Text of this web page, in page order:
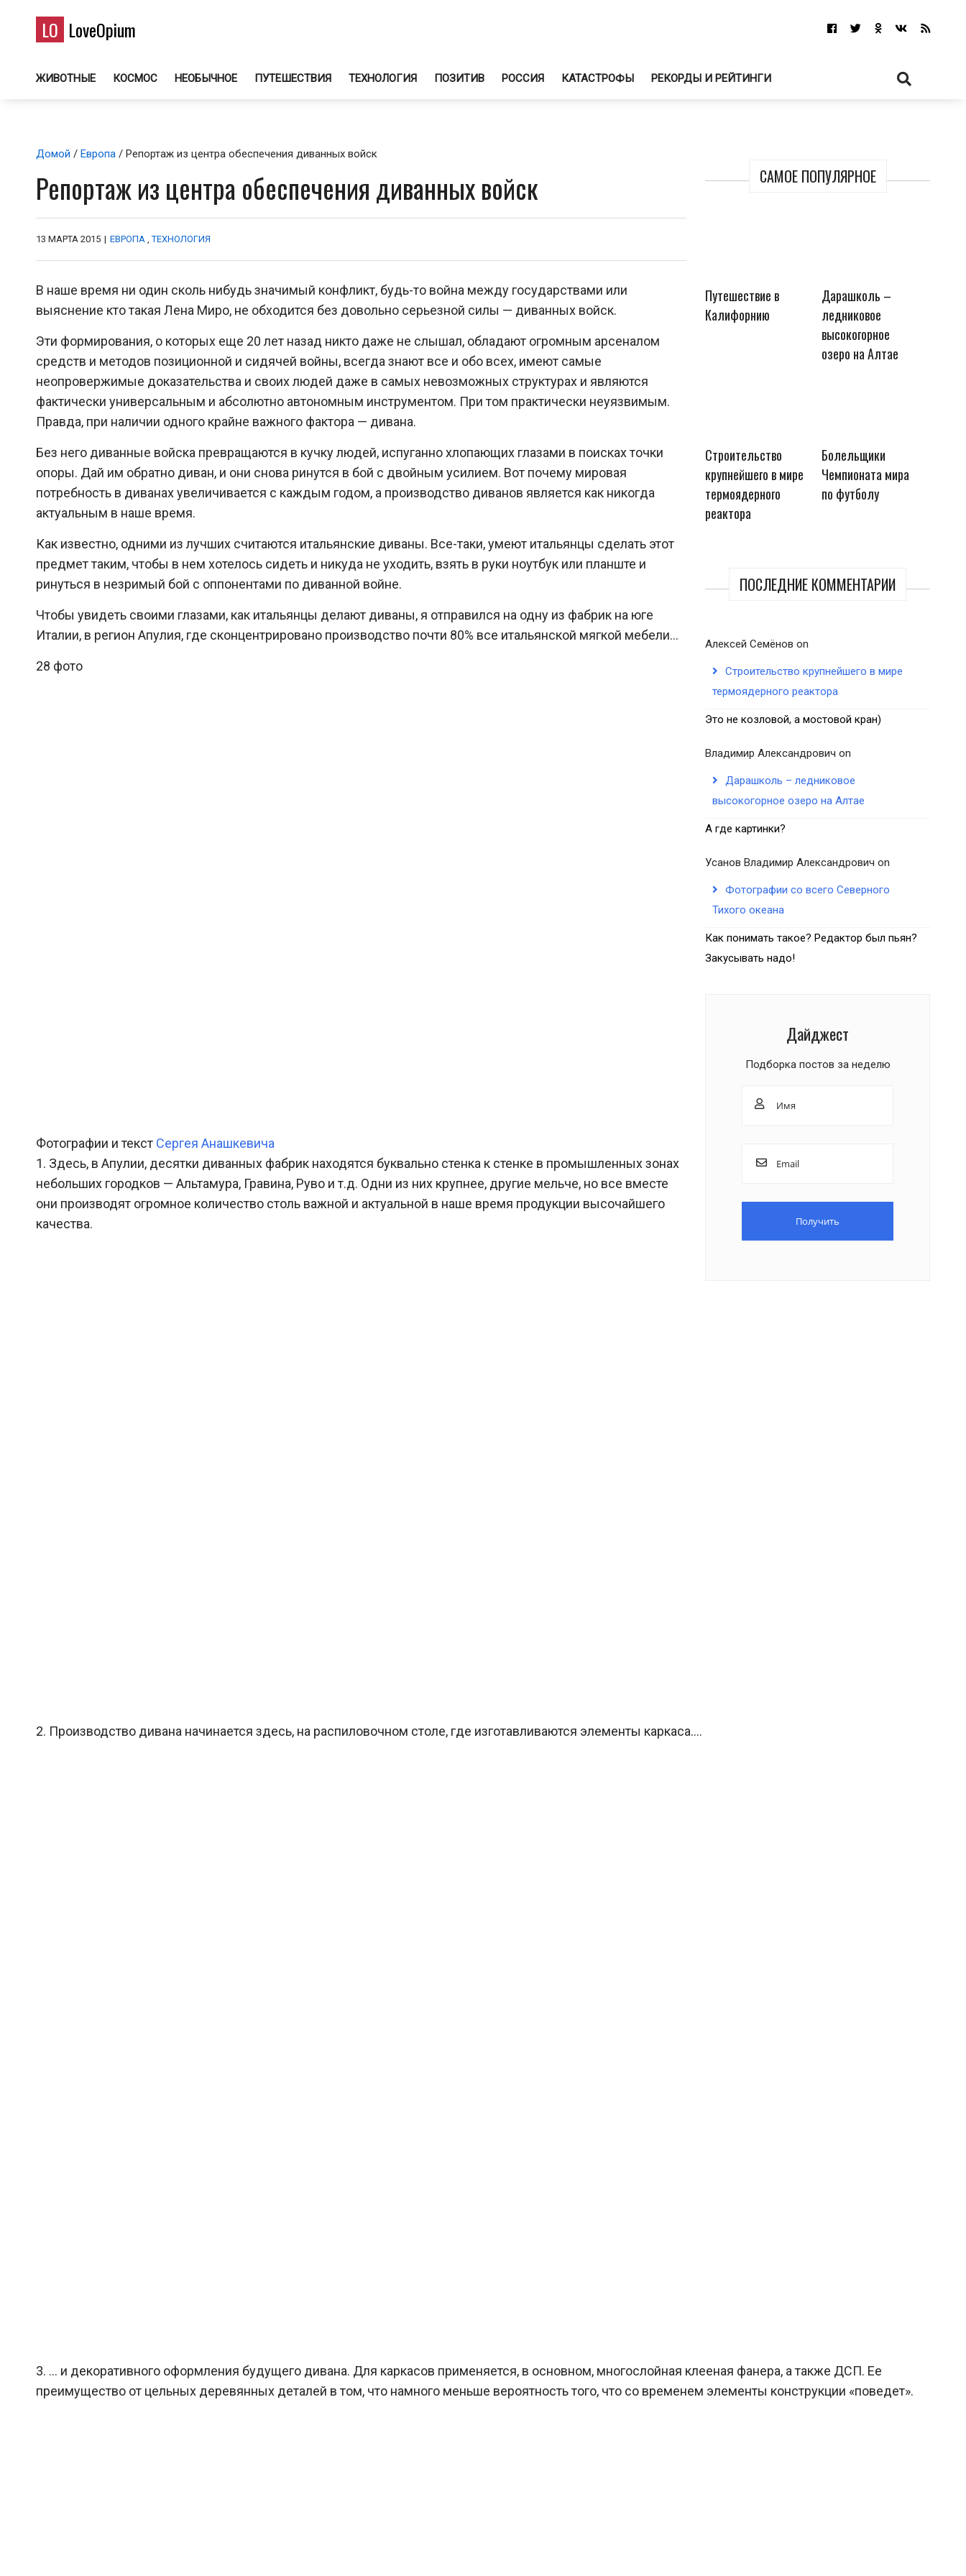
LO LoveOpium
ЖИВОТНЫЕ КОСМОС НЕОБЫЧНОЕ ПУТЕШЕСТВИЯ ТЕХНОЛОГИЯ ПОЗИТИВ РОССИЯ КАТАСТРОФЫ РЕКОРДЫ И РЕЙТИНГИ
САМОЕ ПОПУЛЯРНОЕ
Путешествие в
Калифорнию
Дарашколь –
ледниковое
высокогорное
озеро на Алтае
Строительство
крупнейшего в мире
термоядерного
реактора
Болельщики
Чемпионата мира
по футболу
ПОСЛЕДНИЕ КОММЕНТАРИИ
Алексей Семёнов on
Строительство крупнейшего в мире
термоядерного реактора
Это не козловой, а мостовой кран)
Владимир Александрович on
Дарашколь – ледниковое
высокогорное озеро на Алтае
А где картинки?
Усанов Владимир Александрович on
Фотографии со всего Северного
Тихого океана
Как понимать такое? Редактор был пьян?
Закусывать надо!
Дайджест
Подборка постов за неделю
Домой / Европа / Репортаж из центра обеспечения диванных войск
Репортаж из центра обеспечения диванных войск
13 МАРТА 2015 | ЕВРОПА ,ТЕХНОЛОГИЯ
В наше время ни один сколь нибудь значимый конфликт, будь-то война между государствами или
выяснение кто такая Лена Миро, не обходится без довольно серьезной силы — диванных войск.
Эти формирования, о которых еще 20 лет назад никто даже не слышал, обладают огромным арсеналом
средств и методов позиционной и сидячей войны, всегда знают все и обо всех, имеют самые
неопровержимые доказательства и своих людей даже в самых невозможных структурах и являются
фактически универсальным и абсолютно автономным инструментом. При том практически неуязвимым.
Правда, при наличии одного крайне важного фактора — дивана.
Без него диванные войска превращаются в кучку людей, испуганно хлопающих глазами в поисках точки
опоры. Дай им обратно диван, и они снова ринутся в бой с двойным усилием. Вот почему мировая
потребность в диванах увеличивается с каждым годом, а производство диванов является как никогда
актуальным в наше время.
Как известно, одними из лучших считаются итальянские диваны. Все-таки, умеют итальянцы сделать этот
предмет таким, чтобы в нем хотелось сидеть и никуда не уходить, взять в руки ноутбук или планште и
ринуться в незримый бой с оппонентами по диванной войне.
Чтобы увидеть своими глазами, как итальянцы делают диваны, я отправился на одну из фабрик на юге
Италии, в регион Апулия, где сконцентрировано производство почти 80% все итальянской мягкой мебели…
28 фото
Фотографии и текст Сергея Анашкевича
1. Здесь, в Апулии, десятки диванных фабрик находятся буквально стенка к стенке в промышленных зонах
небольших городков — Альтамура, Гравина, Руво и т.д. Одни из них крупнее, другие мельче, но все вместе
они производят огромное количество столь важной и актуальной в наше время продукции высочайшего
качества.
2. Производство дивана начинается здесь, на распиловочном столе, где изготавливаются элементы каркаса….
3. … и декоративного оформления будущего дивана. Для каркасов применяется, в основном, многослойная клееная фанера, а также ДСП. Ее
преимущество от цельных деревянных деталей в том, что намного меньше вероятность того, что со временем элементы конструкции «поведет».